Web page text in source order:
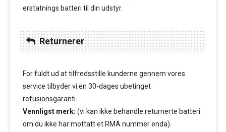
erstatnings batteri til din udstyr.
Returnerer
For fuldt ud at tilfredsstille kunderne gennem vores
service tilbyder vi en 30-dages ubetinget
refusionsgaranti.
Vennligst merk: (vi kan ikke behandle returnerte batteri
om du ikke har mottatt et RMA nummer enda).